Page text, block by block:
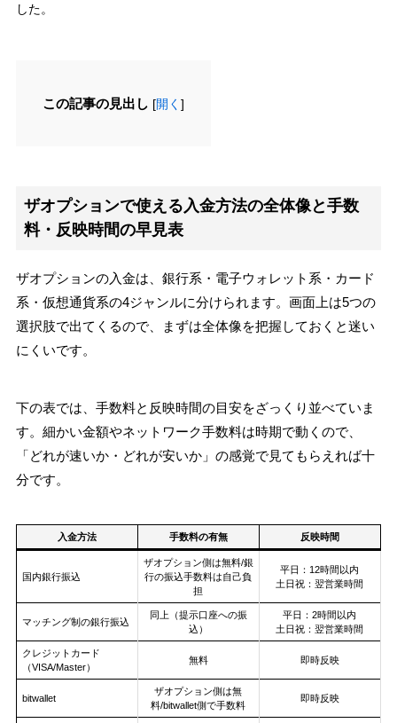
した。
この記事の見出し [開く ]
ザオプションで使える入金方法の全体像と手数
料・反映時間の早見表
ザオプションの入金は、銀行系・電子ウォレット系・カード
系・仮想通貨系の4ジャンルに分けられます。画面上は5つの
選択肢で出てくるので、まずは全体像を把握しておくと迷い
にくいです。
下の表では、手数料と反映時間の目安をざっくり並べていま
す。細かい金額やネットワーク手数料は時期で動くので、
「どれが速いか・どれが安いか」の感覚で見てもらえれば十
分です。
入金方法 手数料の有無 反映時間
国内銀行振込
ザオプション側は無料/銀
行の振込手数料は自己負
担
平日：12時間以内
土日祝：翌営業時間
マッチング制の銀行振込
同上（提示口座への振
込）
平日：2時間以内
土日祝：翌営業時間
クレジットカード
（VISA/Master）
無料 即時反映
bitwallet
ザオプション側は無
料/bitwallet側で手数料
即時反映